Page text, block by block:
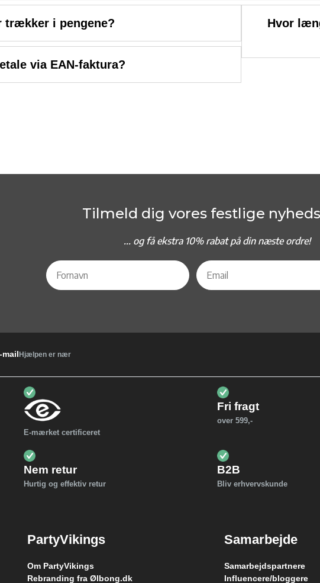
trækker i pengene?
via EAN-faktura?
Hvor
Tilmeld dig vores festlige
... og få ekstra 10% rabat på din næste ordre!
mail Hjælpen er nær
E-mærket certificeret
Fri fragt
over 599,-
Nem retur
Hurtig og effektiv retur
B2B
Bliv erhvervskunde
PartyVikings
Om PartyVikings
Rebranding fra Ølbong.dk
Samarbejde
Samarbejdspartnere
Influencere/bloggere